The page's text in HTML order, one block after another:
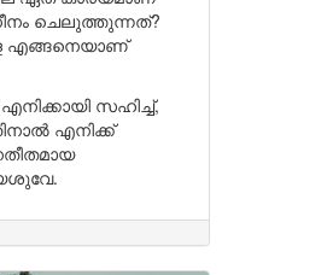
ചെലുത്തുന്നത്?
എങ്ങനെയാണ്
സഹിച്ച്,
എനിക്ക്